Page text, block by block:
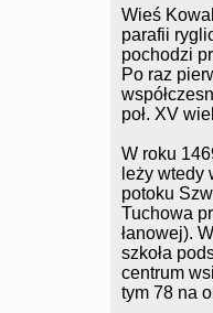
Wieś
parafii
pochodzi
Po raz
poł. XV
W roku
leży wtedy
potoku
Tuchowa
łanowej).
szkoła
centrum
tym 78 na